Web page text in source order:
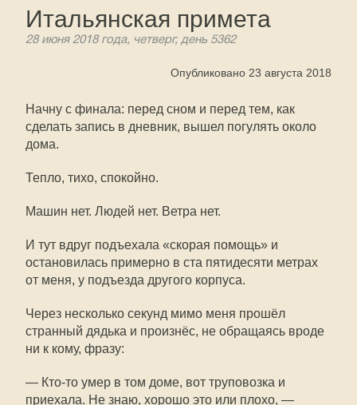
Итальянская примета
28 июня 2018 года, четверг, день 5362
Опубликовано 23 августа 2018
Начну с финала: перед сном и перед тем, как
сделать запись в дневник, вышел погулять около
дома.
Тепло, тихо, спокойно.
Машин нет. Людей нет. Ветра нет.
И тут вдруг подъехала «скорая помощь» и
остановилась примерно в ста пятидесяти метрах
от меня, у подъезда другого корпуса.
Через несколько секунд мимо меня прошёл
странный дядька и произнёс, не обращаясь вроде
ни к кому, фразу:
— Кто-то умер в том доме, вот труповозка и
приехала. Не знаю, хорошо это или плохо, —